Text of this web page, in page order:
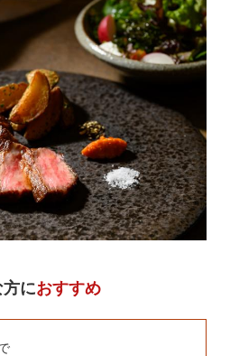
方におすすめ